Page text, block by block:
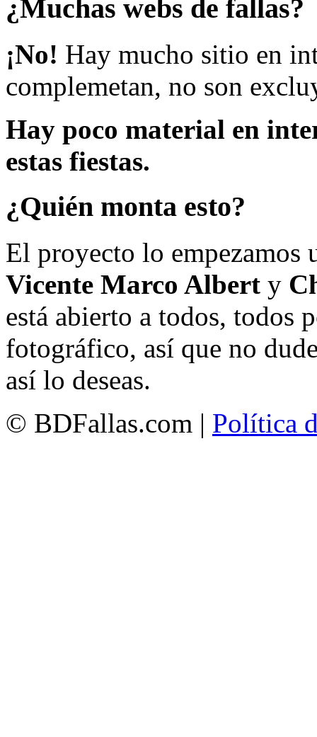
¿Muchas webs de fallas?
¡No! Hay mucho sitio en
complemetan, no son
Hay poco material en
estas fiestas.
¿Quién monta esto?
El proyecto lo empezamos
Vicente Marco Albert y
está abierto a todos, todos
fotográfico, así que no
así lo deseas.
© BDFallas.com | Política